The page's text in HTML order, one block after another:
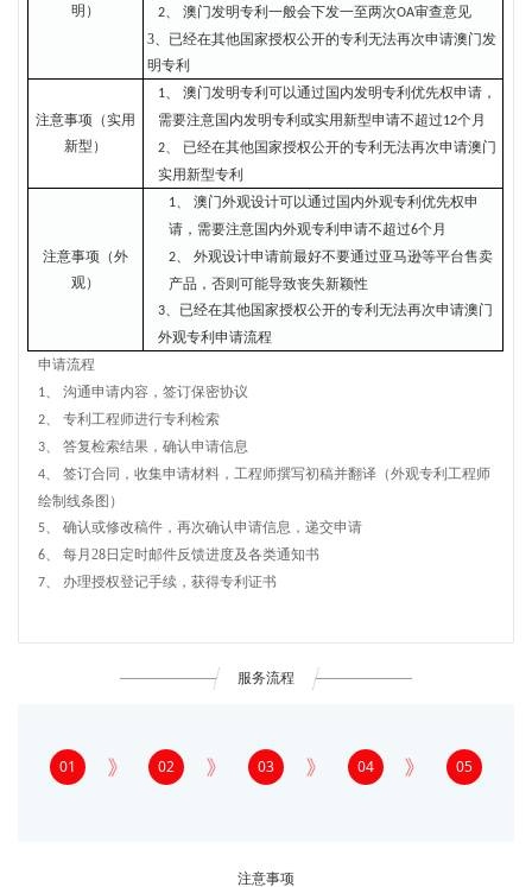
明）
2、澳门发明专利一般会下发一至两次OA审查意见
3 、已经在其他国家授权公开的专利无法再次申请澳门发
明专利
注意事项（实用
新型）
1、澳门发明专利可以通过国内发明专利优先权申请，
需要注意国内发明专利或实用新型申请不超过12个月
2、 已经在其他国家授权公开的专利无法再次申请澳门
实用新型专利
注意事项（外
观）
1、 澳门外观设计可以通过国内外观专利优先权申
请，需要注意国内外观专利申请不超过6个月
2、 外观设计申请前最好不要通过亚马逊等平台售卖
产品，否则可能导致丧失新颖性
3 、已经在其他国家授权公开的专利无法再次申请澳门
外观专利申请流程
申请流程
1、沟通申请内容，签订保密协议
2、专利工程师进行专利检索
3、答复检索结果，确认申请信息
4、签订合同，收集申请材料，工程师撰写初稿并翻译（外观专利工程师
绘制线条图）
5、确认或修改稿件，再次确认申请信息，递交申请
6、每月28日定时邮件反馈进度及各类通知书
7、 办理授权登记手续，获得专利证书
服务流程
01 02 03 04 05
注意事项